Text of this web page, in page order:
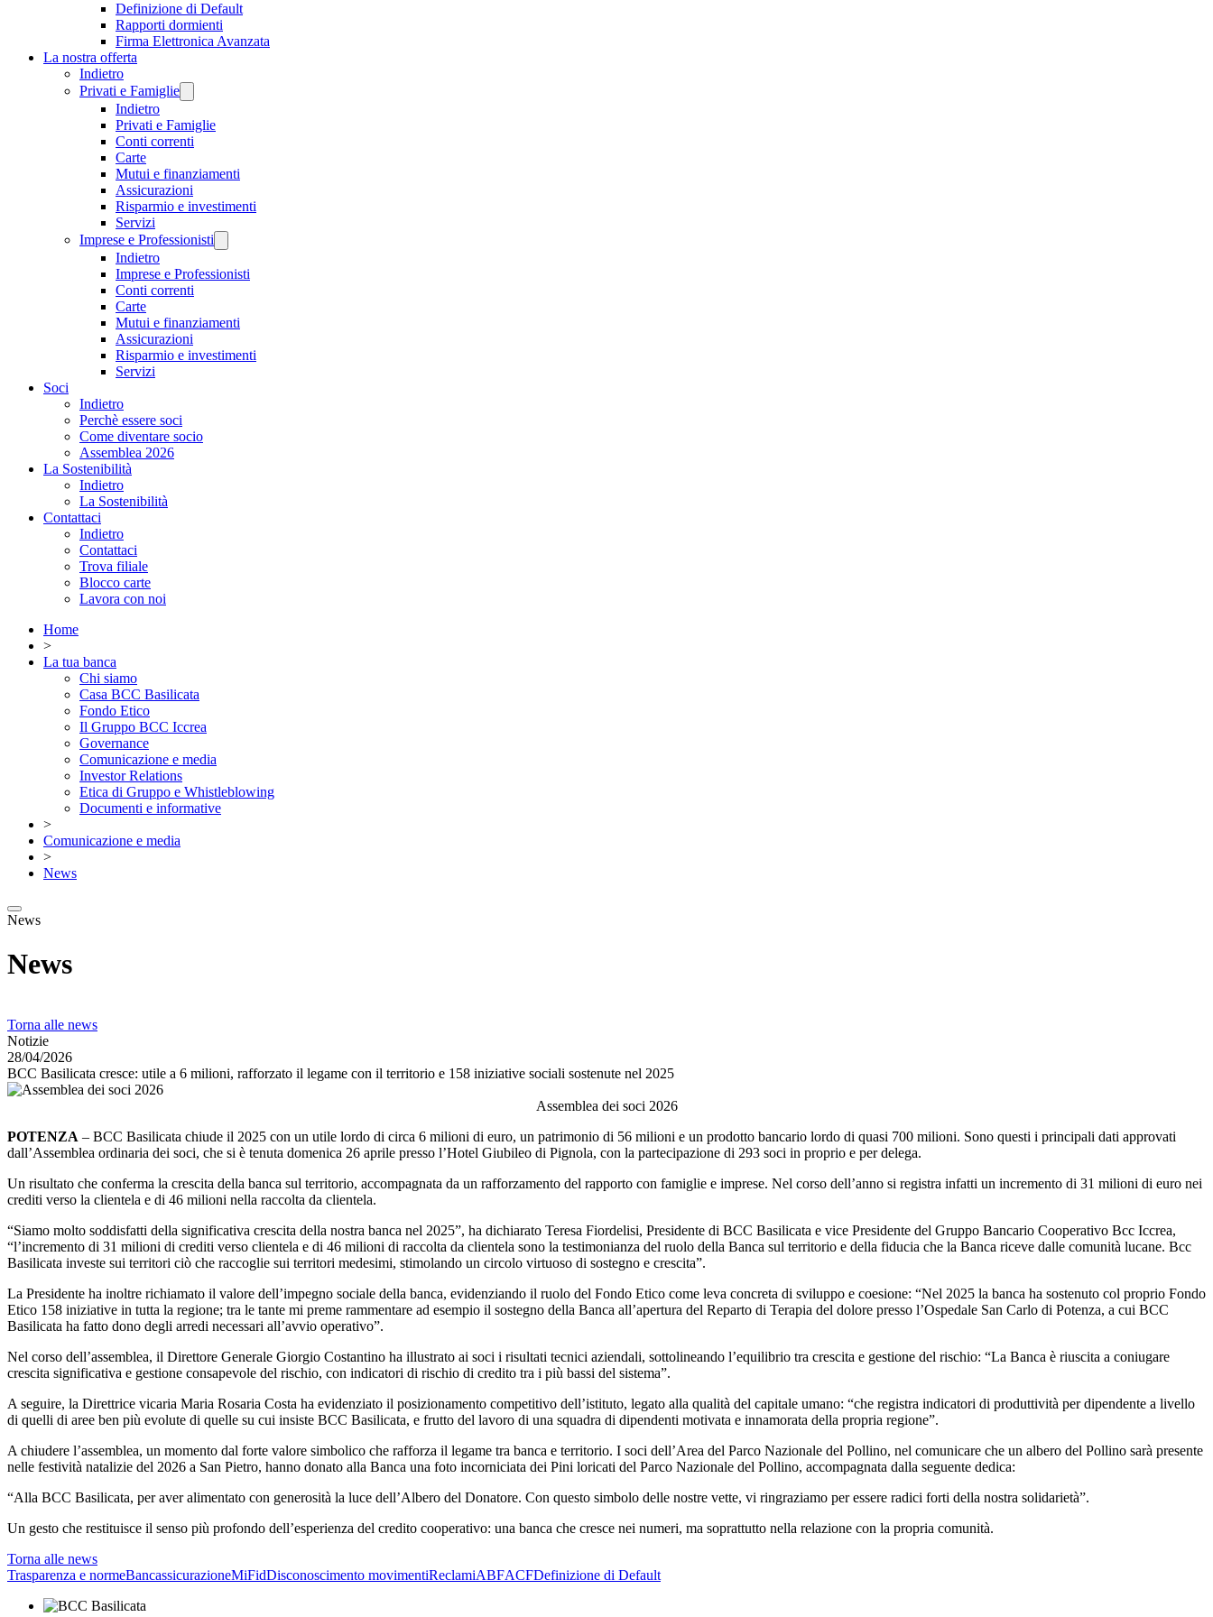
Definizione di Default
Rapporti dormienti
Firma Elettronica Avanzata
La nostra offerta
Indietro
Privati e Famiglie
Indietro
Privati e Famiglie
Conti correnti
Carte
Mutui e finanziamenti
Assicurazioni
Risparmio e investimenti
Servizi
Imprese e Professionisti
Indietro
Imprese e Professionisti
Conti correnti
Carte
Mutui e finanziamenti
Assicurazioni
Risparmio e investimenti
Servizi
Soci
Indietro
Perchè essere soci
Come diventare socio
Assemblea 2026
La Sostenibilità
Indietro
La Sostenibilità
Contattaci
Indietro
Contattaci
Trova filiale
Blocco carte
Lavora con noi
Home
>
La tua banca
Chi siamo
Casa BCC Basilicata
Fondo Etico
Il Gruppo BCC Iccrea
Governance
Comunicazione e media
Investor Relations
Etica di Gruppo e Whistleblowing
Documenti e informative
>
Comunicazione e media
>
News
News
News
Torna alle news
Notizie
28/04/2026
BCC Basilicata cresce: utile a 6 milioni, rafforzato il legame con il territorio e 158 iniziative sociali sostenute nel 2025
Assemblea dei soci 2026
POTENZA – BCC Basilicata chiude il 2025 con un utile lordo di circa 6 milioni di euro, un patrimonio di 56 milioni e un prodotto bancario lordo di quasi 700 milioni. Sono questi i principali dati approvati
dall’Assemblea ordinaria dei soci, che si è tenuta domenica 26 aprile presso l’Hotel Giubileo di Pignola, con la partecipazione di 293 soci in proprio e per delega.
Un risultato che conferma la crescita della banca sul territorio, accompagnata da un rafforzamento del rapporto con famiglie e imprese. Nel corso dell’anno si registra infatti un incremento di 31 milioni di euro nei
crediti verso la clientela e di 46 milioni nella raccolta da clientela.
“Siamo molto soddisfatti della significativa crescita della nostra banca nel 2025”, ha dichiarato Teresa Fiordelisi, Presidente di BCC Basilicata e vice Presidente del Gruppo Bancario Cooperativo Bcc Iccrea,
“l’incremento di 31 milioni di crediti verso clientela e di 46 milioni di raccolta da clientela sono la testimonianza del ruolo della Banca sul territorio e della fiducia che la Banca riceve dalle comunità lucane. Bcc
Basilicata investe sui territori ciò che raccoglie sui territori medesimi, stimolando un circolo virtuoso di sostegno e crescita”.
La Presidente ha inoltre richiamato il valore dell’impegno sociale della banca, evidenziando il ruolo del Fondo Etico come leva concreta di sviluppo e coesione: “Nel 2025 la banca ha sostenuto col proprio Fondo
Etico 158 iniziative in tutta la regione; tra le tante mi preme rammentare ad esempio il sostegno della Banca all’apertura del Reparto di Terapia del dolore presso l’Ospedale San Carlo di Potenza, a cui BCC
Basilicata ha fatto dono degli arredi necessari all’avvio operativo”.
Nel corso dell’assemblea, il Direttore Generale Giorgio Costantino ha illustrato ai soci i risultati tecnici aziendali, sottolineando l’equilibrio tra crescita e gestione del rischio: “La Banca è riuscita a coniugare
crescita significativa e gestione consapevole del rischio, con indicatori di rischio di credito tra i più bassi del sistema”.
A seguire, la Direttrice vicaria Maria Rosaria Costa ha evidenziato il posizionamento competitivo dell’istituto, legato alla qualità del capitale umano: “che registra indicatori di produttività per dipendente a livello
di quelli di aree ben più evolute di quelle su cui insiste BCC Basilicata, e frutto del lavoro di una squadra di dipendenti motivata e innamorata della propria regione”.
A chiudere l’assemblea, un momento dal forte valore simbolico che rafforza il legame tra banca e territorio. I soci dell’Area del Parco Nazionale del Pollino, nel comunicare che un albero del Pollino sarà presente
nelle festività natalizie del 2026 a San Pietro, hanno donato alla Banca una foto incorniciata dei Pini loricati del Parco Nazionale del Pollino, accompagnata dalla seguente dedica:
“Alla BCC Basilicata, per aver alimentato con generosità la luce dell’Albero del Donatore. Con questo simbolo delle nostre vette, vi ringraziamo per essere radici forti della nostra solidarietà”.
Un gesto che restituisce il senso più profondo dell’esperienza del credito cooperativo: una banca che cresce nei numeri, ma soprattutto nella relazione con la propria comunità.
Torna alle news
Trasparenza e normeBancassicurazioneMiFidDisconoscimento movimentiReclamiABFACFDefinizione di Default